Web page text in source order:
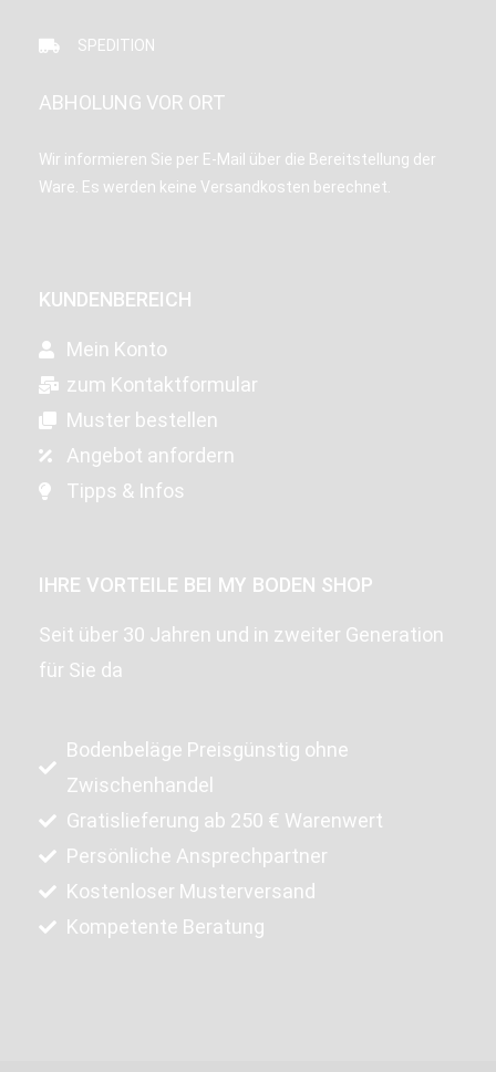
SPEDITION
ABHOLUNG VOR ORT
Wir informieren Sie per E-Mail über die Bereitstellung der
Ware. Es werden keine Versandkosten berechnet.
KUNDENBEREICH
Mein Konto
zum Kontaktformular
Muster bestellen
Angebot anfordern
Tipps & Infos
IHRE VORTEILE BEI MY BODEN SHOP
Seit über 30 Jahren und in zweiter Generation
für Sie da
Bodenbeläge Preisgünstig ohne
Zwischenhandel
Gratislieferung ab 250 € Warenwert
Persönliche Ansprechpartner
Kostenloser Musterversand
Kompetente Beratung